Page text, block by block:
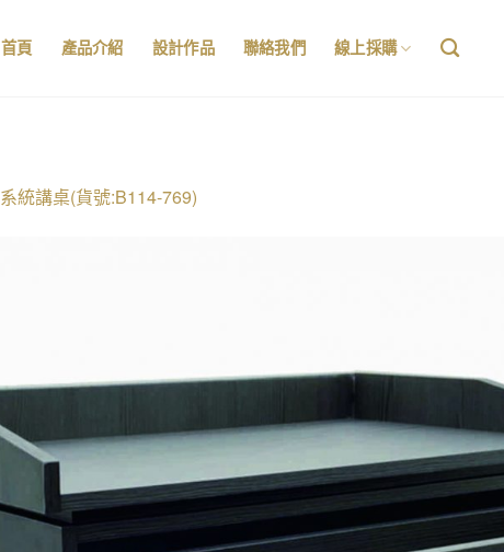
首頁 產品介紹 設計作品 聯絡我們 線上採購
系統講桌(貨號:B114-769)